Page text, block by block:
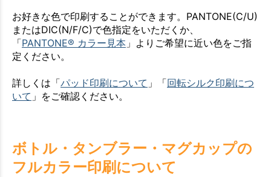
お好きな色で印刷することができます。PANTONE(C/U)
またはDIC(N/F/C)で色指定をいただくか、
「PANTONE® カラー見本 」よりご希望に近い色をご指
定ください。
詳しくは「パッド印刷について 」「回転シルク印刷につ
いて 」をご確認ください。
ボトル・タンブラー・マグカップの
フルカラー印刷について